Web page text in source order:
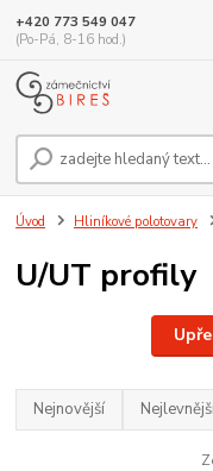
+420 773 549 047
(Po-Pá, 8-16 hod.)
Úvod Hliníkové polotovary
U/UT profily
Nejnovější